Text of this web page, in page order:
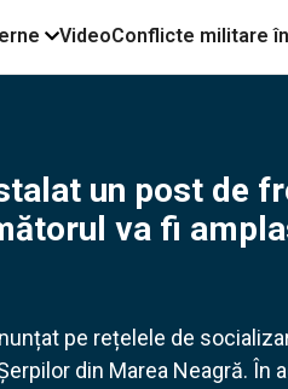
VideoConflicte militare
un post de
va fi
pe rețelele de
din Marea Neagră. În